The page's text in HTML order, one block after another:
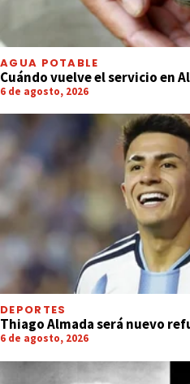
AGUA POTABLE
Cuándo vuelve el servicio en
6 de agosto, 2026
DEPORTES
Thiago Almada será nuevo
6 de agosto, 2026